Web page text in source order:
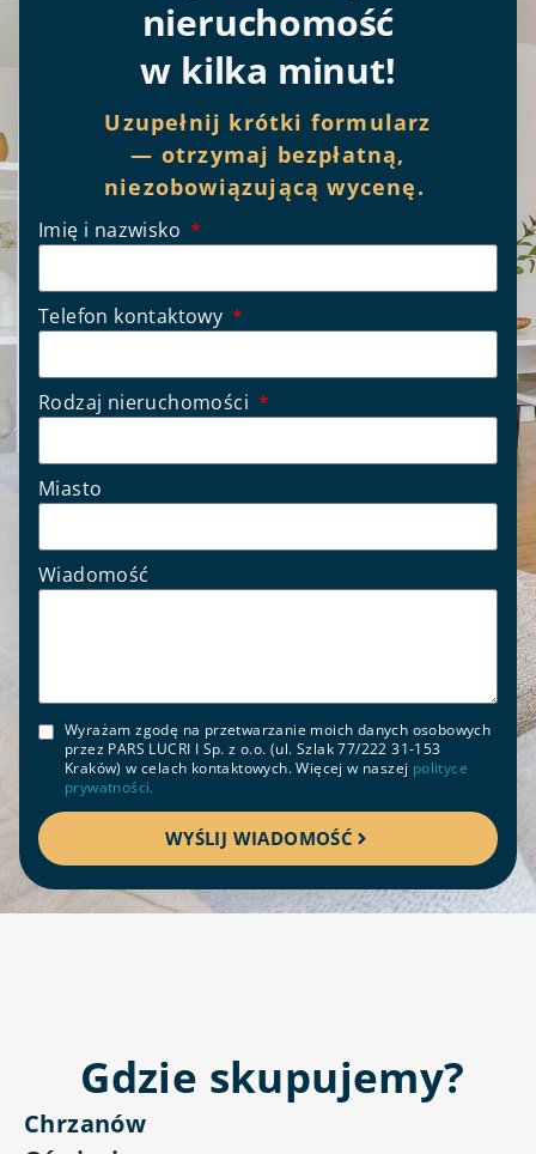
nieruchomość
w kilka minut!
Uzupełnij krótki formularz
— otrzymaj bezpłatną,
niezobowiązującą wycenę.
Imię i nazwisko
Telefon kontaktowy
Rodzaj nieruchomości
Miasto
Wiadomość
Wyrażam zgodę na przetwarzanie moich danych osobowych
przez PARS LUCRI I Sp. z o.o. (ul. Szlak 77/222 31-153
Kraków) w celach kontaktowych. Więcej w naszej polityce
prywatności.
WYŚLIJ WIADOMOŚĆ
Gdzie skupujemy?
Chrzanów